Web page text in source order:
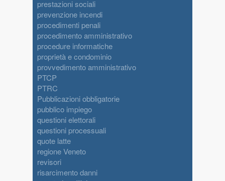
prestazioni sociali
prevenzione incendi
procedimenti penali
procedimento amministrativo
procedure informatiche
proprietà e condominio
provvedimento amministrativo
PTCP
PTRC
Pubblicazioni obbligatorie
pubblico impiego
questioni elettorali
questioni processuali
quote latte
regione Veneto
revisori
risarcimento danni